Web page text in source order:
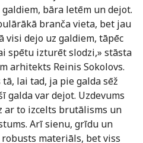
bāra letēm un dejot.
branča vieta, bet jau
dejo uz galdiem, tāpēc
spētu izturēt slodzi,» stāsta
arhitekts Reinis Sokolovs.
lai tad, ja pie galda sēž
galda var dejot. Uzdevums
to izcelts brutālisms un
Arī sienu, grīdu un
materiāls, bet viss